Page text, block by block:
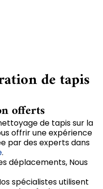
de tapis
offerts
de tapis sur la
offrir une expérience
par des experts dans
.
déplacements, Nous
spécialistes utilisent